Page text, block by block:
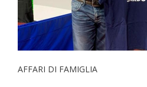
AFFARI DI FAMIGLIA